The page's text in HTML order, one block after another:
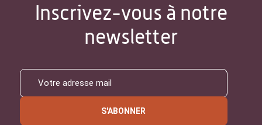
Inscrivez-vous à notre
newsletter
S'ABONNER